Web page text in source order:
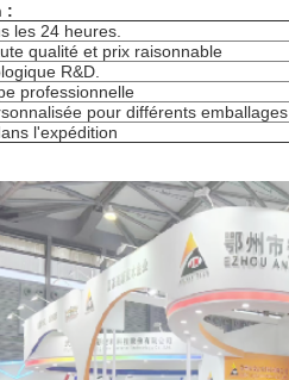
:
les 24 heures.
qualité et prix raisonnable
R&D.
professionnelle
pour différents emballages
l'expédition